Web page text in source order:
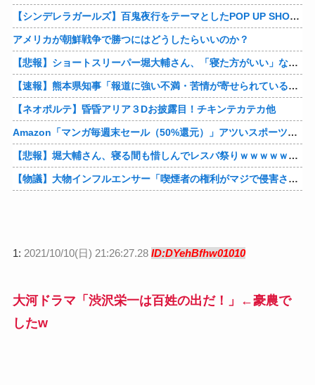
【シンデレラガールズ】百鬼夜行をテーマとしたPOP UP SHOPが東京・大阪にて開催
アメリカが朝鮮戦争で勝つにはどうしたらいいのか？
【悲報】ショートスリーパー堀大輔さん、「寝た方がいい」などと誹謗中傷され配信中に泣き出してしまう
【速報】熊本県知事「報道に強い不満・苦情が寄せられている」→TBSの報道特集がまさにそれな件他
【ネオポルテ】昏昏アリア３Dお披露目！チキンテカテカ他
Amazon「マンガ毎週末セール（50%還元）」アツいスポーツマンガ祭り最終日到来！！！他
【悲報】堀大輔さん、寝る間も惜しんでレスバ祭りｗｗｗｗｗｗｗｗｗｗｗｗｗｗｗｗｗｗｗｗｗｗｗｗ他
【物議】大物インフルエンサー「喫煙者の権利がマジで侵害されてる。いくら税金払ってるんだ」他
1: 2021/10/10(日) 21:26:27.28 ID:DYehBfhw01010
大河ドラマ「渋沢栄一は百姓の出だ！」←豪農で
したw